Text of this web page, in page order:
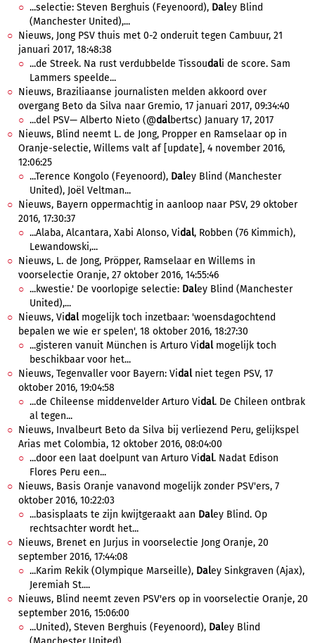
...selectie: Steven Berghuis (Feyenoord), Daley Blind
(Manchester United),...
Nieuws, Jong PSV thuis met 0-2 onderuit tegen Cambuur, 21
januari 2017, 18:48:38
...de Streek. Na rust verdubbelde Tissoudali de score. Sam
Lammers speelde...
Nieuws, Braziliaanse journalisten melden akkoord over
overgang Beto da Silva naar Gremio, 17 januari 2017, 09:34:40
...del PSV— Alberto Nieto (@dalbertsc) January 17, 2017
Nieuws, Blind neemt L. de Jong, Propper en Ramselaar op in
Oranje-selectie, Willems valt af [update], 4 november 2016,
12:06:25
...Terence Kongolo (Feyenoord), Daley Blind (Manchester
United), Joël Veltman...
Nieuws, Bayern oppermachtig in aanloop naar PSV, 29 oktober
2016, 17:30:37
...Alaba, Alcantara, Xabi Alonso, Vidal, Robben (76 Kimmich),
Lewandowski,...
Nieuws, L. de Jong, Pröpper, Ramselaar en Willems in
voorselectie Oranje, 27 oktober 2016, 14:55:46
...kwestie.' De voorlopige selectie: Daley Blind (Manchester
United),...
Nieuws, Vidalmogelijk toch inzetbaar: 'woensdagochtend
bepalen we wie er spelen', 18 oktober 2016, 18:27:30
...gisteren vanuit München is Arturo Vidalmogelijk toch
beschikbaar voor het...
Nieuws, Tegenvaller voor Bayern: Vidalniet tegen PSV, 17
oktober 2016, 19:04:58
...de Chileense middenvelder Arturo Vidal. De Chileen ontbrak
al tegen...
Nieuws, Invalbeurt Beto da Silva bij verliezend Peru, gelijkspel
Arias met Colombia, 12 oktober 2016, 08:04:00
...door een laat doelpunt van Arturo Vidal. Nadat Edison
Flores Peru een...
Nieuws, Basis Oranje vanavond mogelijk zonder PSV'ers, 7
oktober 2016, 10:22:03
...basisplaats te zijn kwijtgeraakt aan Daley Blind. Op
rechtsachter wordt het...
Nieuws, Brenet en Jurjus in voorselectie Jong Oranje, 20
september 2016, 17:44:08
...Karim Rekik (Olympique Marseille), Daley Sinkgraven (Ajax),
Jeremiah St....
Nieuws, Blind neemt zeven PSV'ers op in voorselectie Oranje, 20
september 2016, 15:06:00
...United), Steven Berghuis (Feyenoord), Daley Blind